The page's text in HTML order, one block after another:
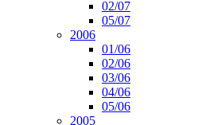
02/07
05/07
2006
01/06
02/06
03/06
04/06
05/06
2005